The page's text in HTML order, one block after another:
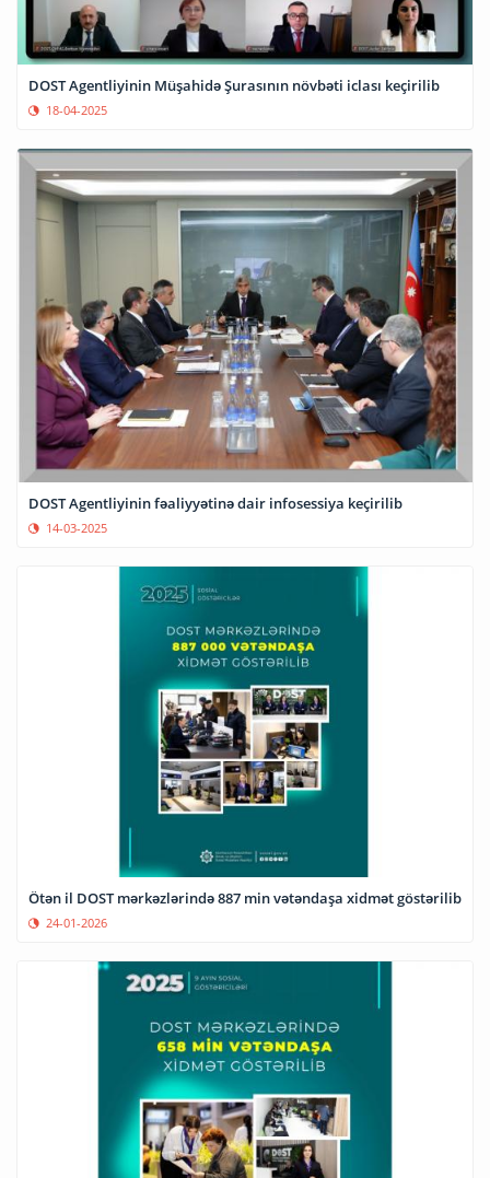
DOST Agentliyinin Müşahidə Şurasının növbəti iclası keçirilib
18-04-2025
DOST Agentliyinin fəaliyyətinə dair infosessiya keçirilib
14-03-2025
Ötən il DOST mərkəzlərində 887 min vətəndaşa xidmət göstərilib
24-01-2026